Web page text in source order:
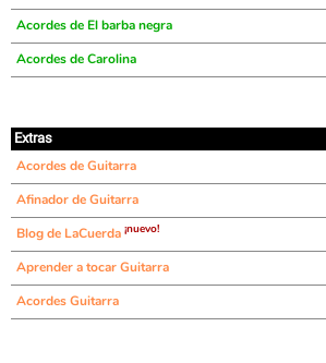
Acordes de El barba negra
Acordes de Carolina
Extras
Acordes de Guitarra
Afinador de Guitarra
Blog de LaCuerda ¡nuevo!
Aprender a tocar Guitarra
Acordes Guitarra